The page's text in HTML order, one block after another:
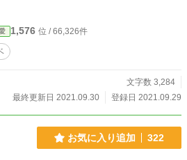
すいとは思うし、他人様の作品なら気になら
違和感が。カテゴリ悩んでるせいかね？ け
いし……そのうち慣れるかなー？ ただい
ので棚上げしてたのとか自サイトの方に上げる
のとかを放出中です。見直しもあまり出来ない
1,576 位 / 66,326件
文字数 3,284
最終更新日 2021.09.30
登録日 2021.09.29
お気に入り追加 322